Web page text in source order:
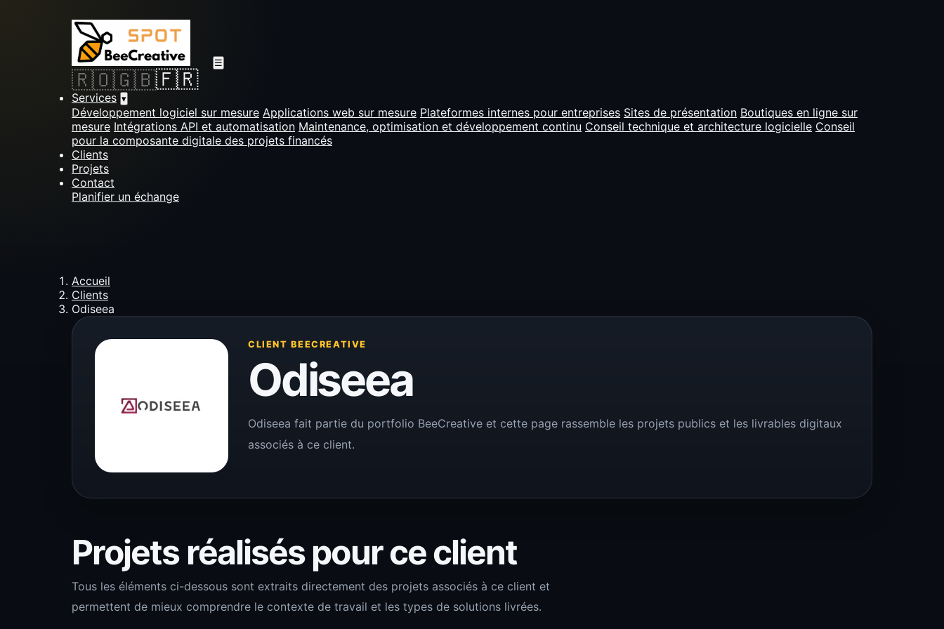
☰
🇷🇴🇬🇧🇫🇷
Services ▾
Développement logiciel sur mesure Applications web sur mesure Plateformes internes pour entreprises Sites de présentation Boutiques en ligne sur
mesure Intégrations API et automatisation Maintenance, optimisation et développement continu Conseil technique et architecture logicielle Conseil
pour la composante digitale des projets financés
Clients
Projets
Contact
Planifier un échange
Accueil
Clients
Odiseea
CLIENT BEECREATIVE
Odiseea
Odiseea fait partie du portfolio BeeCreative et cette page rassemble les projets publics et les livrables digitaux
associés à ce client.
Projets réalisés pour ce client
Tous les éléments ci-dessous sont extraits directement des projets associés à ce client et
permettent de mieux comprendre le contexte de travail et les types de solutions livrées.